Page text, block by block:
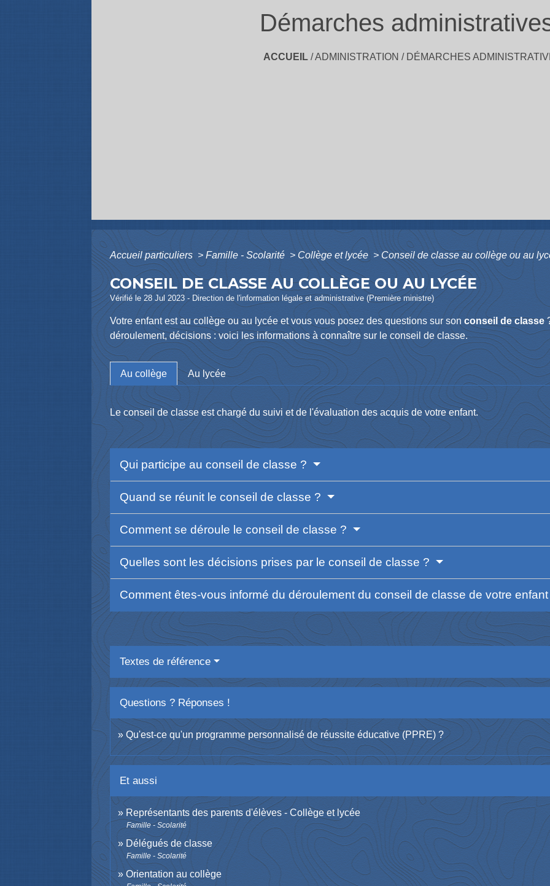
Démarches
ACCUEIL/ADMINISTRATION / DÉMARCHES
Accueil particuliers > Famille - Scolarité > Collège et lycée > Conseil de classe au collège ou au
CONSEIL DE CLASSE AU COLLÈGE OU AU LYCÉE
Vérifié le 28 Jul 2023 - Direction de l'information légale et administrative (Première ministre)
Votre enfant est au collège ou au lycée et vous vous posez des questions sur sonconseil de classe
déroulement, décisions : voici les informations à connaître sur le conseil de classe.
Au collège Au lycée
Le conseil de classe est chargé du suivi et de l'évaluation des acquis de votre enfant.
Qui participe au conseil de classe ?
Quand se réunit le conseil de classe ?
Comment se déroule le conseil de classe ?
Quelles sont les décisions prises par le conseil de classe ?
Comment êtes-vous informé du déroulement du conseil de classe de votre
Textes de référence
Questions ? Réponses !
Qu'est-ce qu'un programme personnalisé de réussite éducative (PPRE) ?
Et aussi
Représentants des parents d'élèves - Collège et lycée
Famille - Scolarité
Délégués de classe
Famille - Scolarité
Orientation au collège